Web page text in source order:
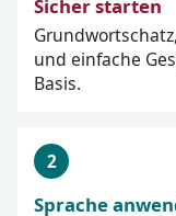
Sicher starten
und einfache
Basis.
Sprache